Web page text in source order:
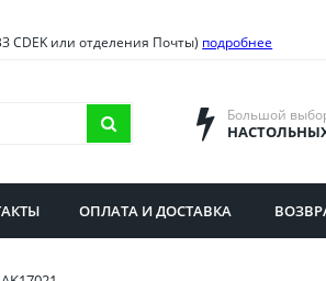
Саратовская область
CDEK или отделения Почты) подробнее
Большой
ОПЛАТА И ДОСТАВКА